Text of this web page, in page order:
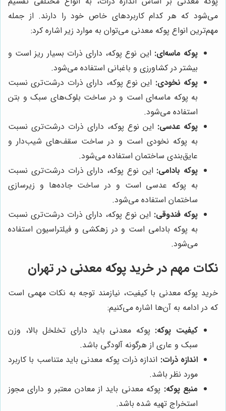
می‌شود که هر کدام کاربردهای خاص خود را دارند. از جمله
مهم‌ترین انواع پوکه معدنی می‌توان به موارد زیر اشاره کرد:
پوکه ماسه‌ای: این نوع پوکه، دارای ذرات بسیار ریز است و
بیشتر در کشاورزی و باغبانی استفاده می‌شود.
پوکه نخودی: این نوع پوکه، دارای ذرات درشت‌تری نسبت
به پوکه ماسه‌ای است و در ساخت بلوک‌های سبک و بتن
استفاده می‌شود.
پوکه عدسی: این نوع پوکه، دارای ذرات درشت‌تری نسبت
به پوکه نخودی است و در ساخت سقف‌های شیب‌دار و
عایق‌بندی ساختمان استفاده می‌شود.
پوکه بادامی: این نوع پوکه، دارای ذرات درشت‌تری نسبت
به پوکه عدسی است و در ساخت جاده‌ها و زیرسازی
ساختمان استفاده می‌شود.
پوکه فندوقی: این نوع پوکه، دارای ذرات درشت‌تری نسبت
به پوکه بادامی است و در زهکشی و فیلتراسیون استفاده
می‌شود.
نکات مهم در خرید پوکه معدنی در تهران
خرید پوکه معدنی با کیفیت، نیازمند توجه به نکات مهمی است
که در ادامه به آن‌ها اشاره می‌کنیم:
کیفیت پوکه: پوکه معدنی باید دارای تخلخل بالا، وزن
سبک و عاری از هرگونه آلودگی باشد.
اندازه ذرات: اندازه ذرات پوکه معدنی باید متناسب با کاربرد
مورد نظر باشد.
منبع پوکه: پوکه معدنی باید از معادن معتبر و دارای مجوز
استخراج تهیه شده باشد.